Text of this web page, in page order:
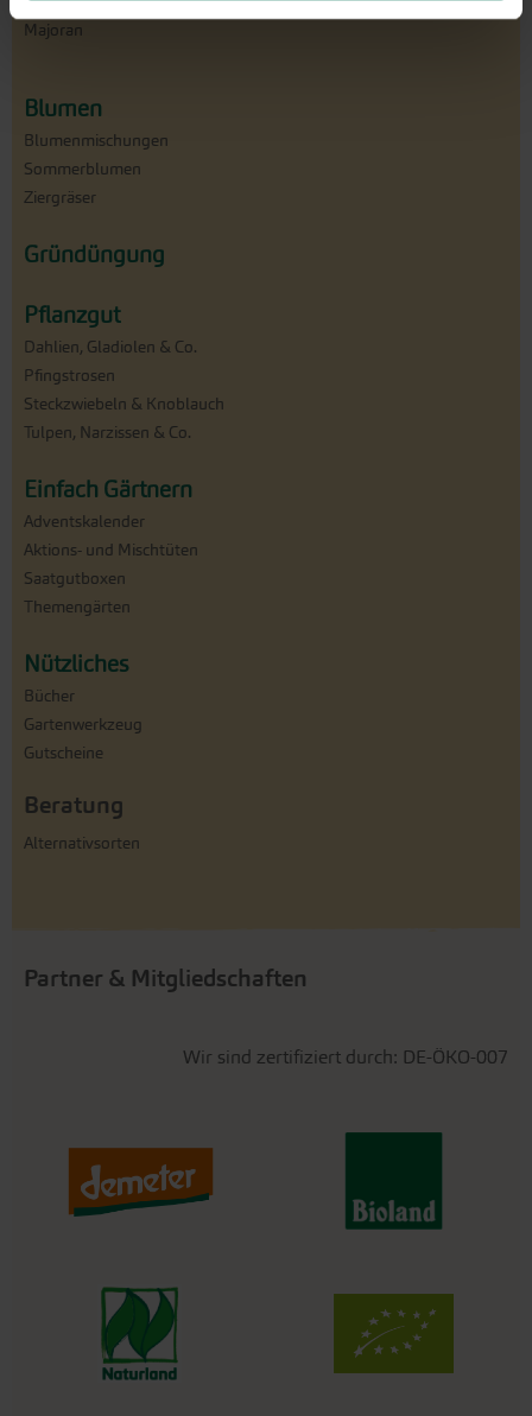
Majoran
Ysop
Blumen
Blumenmischungen
Sommerblumen
Ziergräser
Gründüngung
Pflanzgut
Dahlien, Gladiolen & Co.
Pfingstrosen
Steckzwiebeln & Knoblauch
Tulpen, Narzissen & Co.
Einfach Gärtnern
Adventskalender
Aktions- und Mischtüten
Saatgutboxen
Themengärten
Nützliches
Bücher
Gartenwerkzeug
Gutscheine
Beratung
Alternativsorten
Partner & Mitgliedschaften
Wir sind zertifiziert durch: DE-ÖKO-007